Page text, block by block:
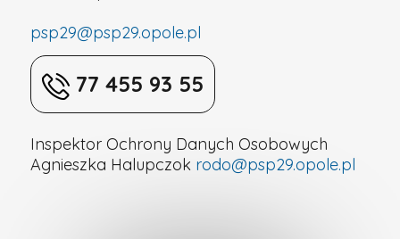
w
Opolu
psp29@psp29.opole.pl
77 455 93 55
Inspektor Ochrony Danych Osobowych
Agnieszka Halupczok rodo@psp29.opole.pl